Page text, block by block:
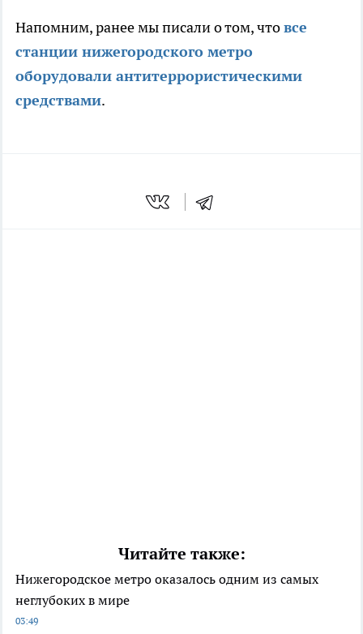
Напомним, ранее мы писали о том, чтовсе
станции нижегородского метро
оборудовали антитеррористическими
средствами.
Читайте также:
Нижегородское метро оказалось одним из самых
неглубоких в мире
03:49